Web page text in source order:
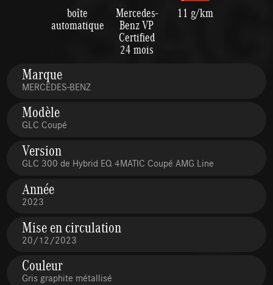
boîte
automatique
Mercedes-
Benz VP
Certified
24 mois
11 g/km
Marque
MERCEDES-BENZ
Modèle
GLC Coupé
Version
GLC 300 de Hybrid EQ 4MATIC Coupé AMG Line
Année
2023
Mise en circulation
20/12/2023
Couleur
Gris graphite métallisé